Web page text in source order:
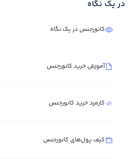
در یک نگاه
کانورجنس در یک نگاه
آموزش خرید کانورجنس
کارمزد خرید کانورجنس
کیف پول‌های کانورجنس